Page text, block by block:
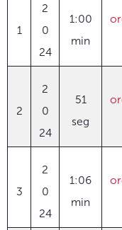
1
2
0
24
1:00
min
2
2
0
24
51
seg
3
2
0
24
1:06
min